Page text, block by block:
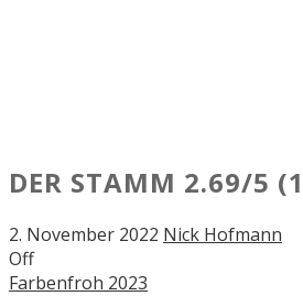
DER STAMM 2.69/5
2. November 2022 Nick Hofmann
Off
Farbenfroh 2023